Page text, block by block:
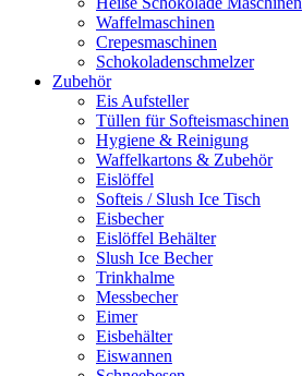
Waffelmaschinen
Crepesmaschinen
Schokoladenschmelzer
Zubehör
Eis Aufsteller
Tüllen für Softeismaschinen
Hygiene & Reinigung
Waffelkartons & Zubehör
Eislöffel
Softeis / Slush Ice Tisch
Eisbecher
Eislöffel Behälter
Slush Ice Becher
Trinkhalme
Messbecher
Eimer
Eisbehälter
Eiswannen